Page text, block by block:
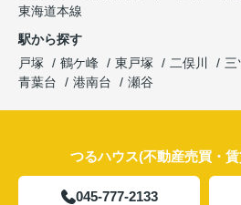
東海道本線
駅から探す
戸塚
鶴ケ峰 東戸塚 二俣川 三
青葉台
港南台 瀬谷
つるハウス(不動産売買・
045-777-2133